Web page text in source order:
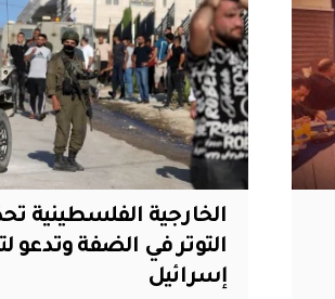
الخارجية الفلسطينية
التوتر في الضفة
إسرائيل